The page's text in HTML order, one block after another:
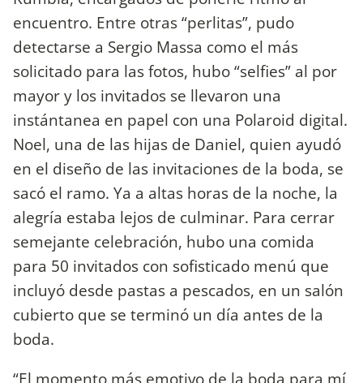
encuentro. Entre otras “perlitas”, pudo
detectarse a Sergio Massa como el más
solicitado para las fotos, hubo “selfies” al por
mayor y los invitados se llevaron una
instántanea en papel con una Polaroid digital.
Noel, una de las hijas de Daniel, quien ayudó
en el diseño de las invitaciones de la boda, se
sacó el ramo. Ya a altas horas de la noche, la
alegría estaba lejos de culminar. Para cerrar
semejante celebración, hubo una comida
para 50 invitados con sofisticado menú que
incluyó desde pastas a pescados, en un salón
cubierto que se terminó un día antes de la
boda.